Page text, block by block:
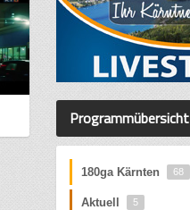
Programmübersicht
180ga Kärnten 68
Aktuell 5